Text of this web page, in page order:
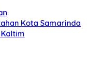
Kota Samarinda